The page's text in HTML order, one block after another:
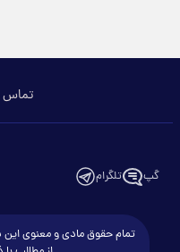
تماس
گپ تلگرام
تمام حقوق مادی و معنوی